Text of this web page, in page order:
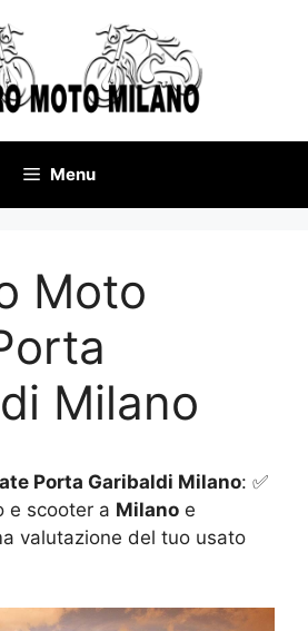
Menu
Moto
Milano
Porta Garibaldi Milano: ✅
e scooter a Milano e
valutazione del tuo usato